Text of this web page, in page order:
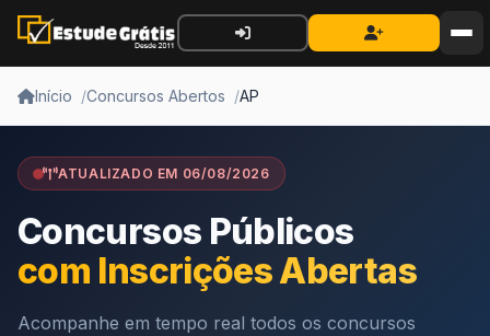
Início Concursos Abertos AP
ATUALIZADO EM 06/08/2026
Concursos Públicos
com Inscrições Abertas
Acompanhe em tempo real todos os concursos